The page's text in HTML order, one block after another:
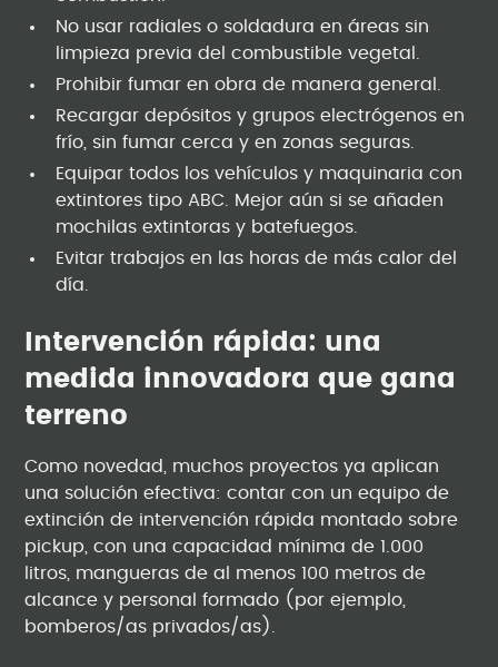
No usar radiales o soldadura en áreas sin
limpieza previa del combustible vegetal.
Prohibir fumar en obra de manera general.
Recargar depósitos y grupos electrógenos en
frío, sin fumar cerca y en zonas seguras.
Equipar todos los vehículos y maquinaria con
extintores tipo ABC. Mejor aún si se añaden
mochilas extintoras y batefuegos.
Evitar trabajos en las horas de más calor del
día.
Intervención rápida: una
medida innovadora que gana
terreno
Como novedad, muchos proyectos ya aplican
una solución efectiva: contar con un equipo de
extinción de intervención rápida montado sobre
pickup, con una capacidad mínima de 1.000
litros, mangueras de al menos 100 metros de
alcance y personal formado (por ejemplo,
bomberos/as privados/as).